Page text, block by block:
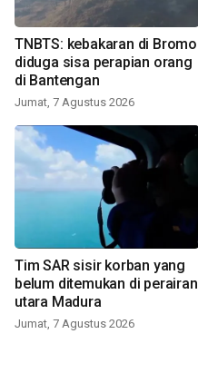
TNBTS: kebakaran di Bromo
diduga sisa perapian orang
di Bantengan
Jumat, 7 Agustus 2026
Tim SAR sisir korban yang
belum ditemukan di perairan
utara Madura
Jumat, 7 Agustus 2026